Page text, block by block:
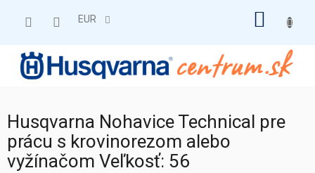
EUR
Husqvarna Nohavice Technical pre
prácu s krovinorezom alebo
vyžínačom Veľkosť: 56